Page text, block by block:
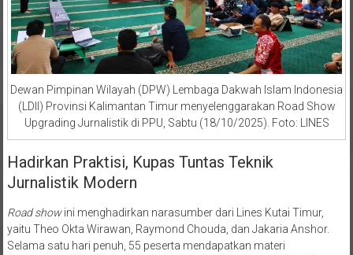
Dewan Pimpinan Wilayah (DPW) Lembaga Dakwah Islam Indonesia
(LDII) Provinsi Kalimantan Timur menyelenggarakan Road Show
Upgrading Jurnalistik di PPU, Sabtu (18/10/2025). Foto: LINES
Hadirkan Praktisi, Kupas Tuntas Teknik
Jurnalistik Modern
Road showini menghadirkan narasumber dari Lines Kutai Timur,
yaitu Theo Okta Wirawan, Raymond Chouda, dan Jakaria Anshor.
Selama satu hari penuh, 55 peserta mendapatkan materi